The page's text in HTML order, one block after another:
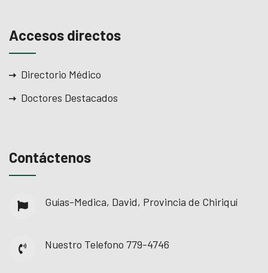
Accesos directos
Directorio Médico
Doctores Destacados
Contáctenos
Guías-Medica, David, Provincia de Chiriquí
Nuestro Telefono 779-4746